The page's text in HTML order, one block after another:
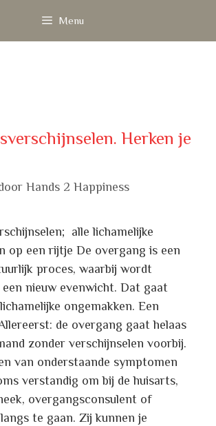
Menu
Herken je
Hands 2 Happiness
alle lichamelijke
op een rijtje De overgang is een
proces, waarbij wordt
nieuw evenwicht. Dat gaat
ongemakken. Een
de overgang gaat helaas
zonder verschijnselen voorbij.
van onderstaande symptomen
verstandig om bij de huisarts,
overgangsconsulent of
te gaan. Zij kunnen je